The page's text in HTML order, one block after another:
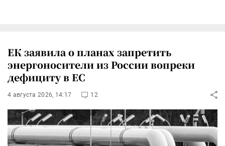
ЕК заявила о планах запретить
энергоносители из России вопреки
дефициту в ЕС
4 августа 2026, 14:17 12